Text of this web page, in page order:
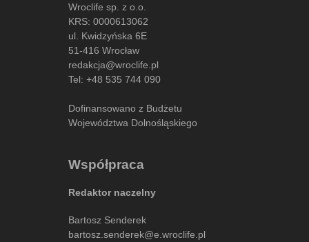
Wroclife sp. z o.o.
KRS: 0000613062
ul. Kwidzyńska 6E
51-416 Wrocław
redakcja@wroclife.pl
Tel: +48 535 744 090
Dofinansowano z Budżetu
Województwa Dolnośląskiego
Współpraca
Redaktor naczelny
Bartosz Senderek
bartosz.senderek@e.wroclife.pl